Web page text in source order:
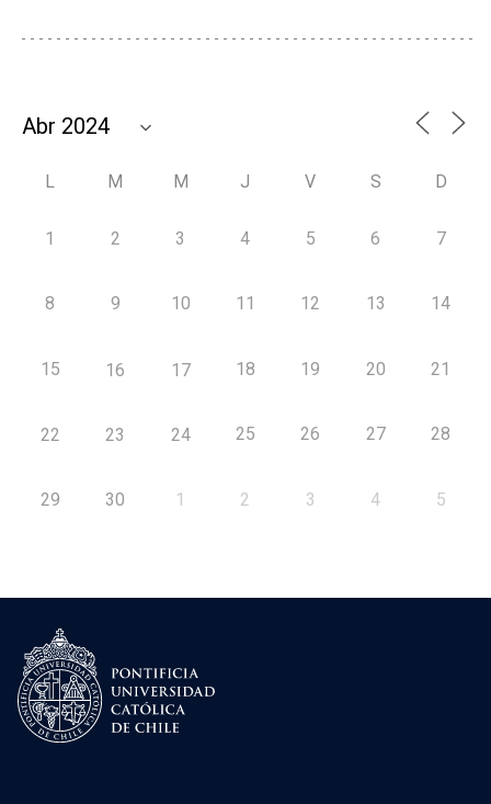
L M M J V S D
1 2 3 4 5 6 7
8 9 10 11 12 13 14
15 16 17 18 19 20 21
22 23 24 25 26 27 28
29 30 1 2 3 4 5